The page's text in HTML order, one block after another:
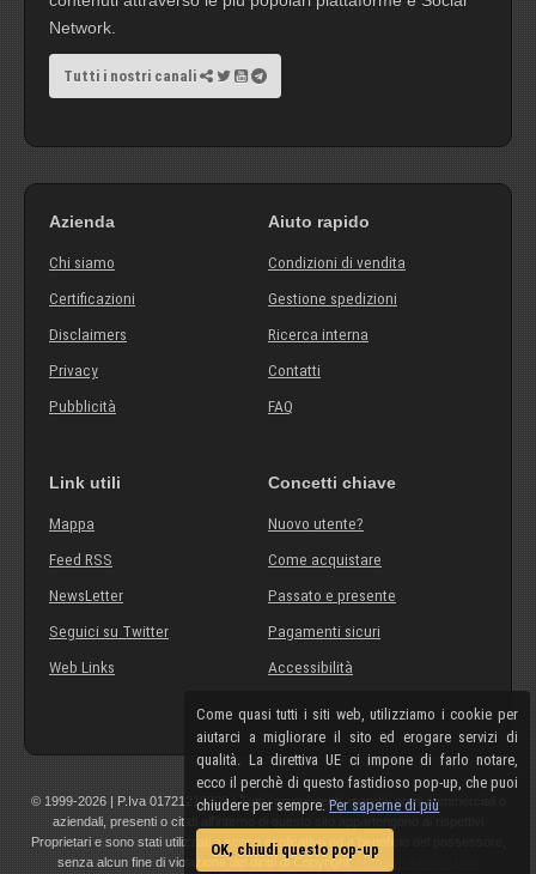
Come quasi tutti i siti web, utilizziamo i cookie per
aiutarci a migliorare il sito ed erogare servizi di
qualità. La direttiva UE ci impone di farlo notare,
ecco il perchè di questo fastidioso pop-up, che puoi
chiudere per sempre.Per saperne di più
OK, chiudi questo pop-up
Network.
Tutti i nostri canali
Azienda
Chi siamo
Certificazioni
Disclaimers
Privacy
Pubblicità
Aiuto rapido
Condizioni di vendita
Gestione spedizioni
Ricerca interna
Contatti
FAQ
Link utili
Mappa
Feed RSS
NewsLetter
Seguici su Twitter
Web Links
Concetti chiave
Nuovo utente?
Come acquistare
Passato e presente
Pagamenti sicuri
Accessibilità
© 1999-2026 | P.Iva 01721210308 | Tutti i componenti, marchi, nomi commerciali o
aziendali, presenti o citati all'interno di questo sito appartengono ai rispettivi
Proprietari e sono stati utilizzati a scopo esplicativo ed a beneficio del possessore,
senza alcun fine di violazione dei diritti di Copyright.
Maggiori informazioni